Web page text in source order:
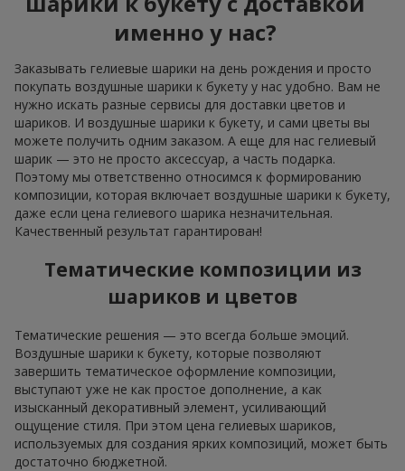
именно у нас?
Заказывать гелиевые шарики на день рождения и просто
покупать воздушные шарики к букету у нас удобно. Вам не
нужно искать разные сервисы для доставки цветов и
шариков. И воздушные шарики к букету, и сами цветы вы
можете получить одним заказом. А еще для нас гелиевый
шарик — это не просто аксессуар, а часть подарка.
Поэтому мы ответственно относимся к формированию
композиции, которая включает воздушные шарики к букету,
даже если цена гелиевого шарика незначительная.
Качественный результат гарантирован!
Тематические композиции из
шариков и цветов
Тематические решения — это всегда больше эмоций.
Воздушные шарики к букету, которые позволяют
завершить тематическое оформление композиции,
выступают уже не как простое дополнение, а как
изысканный декоративный элемент, усиливающий
ощущение стиля. При этом цена гелиевых шариков,
используемых для создания ярких композиций, может быть
достаточно бюджетной.